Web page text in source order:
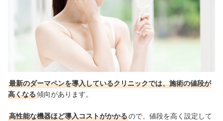
最新のダーマペンを導入しているクリニックでは、施術の値段が
高くなる傾向があります。
高性能な機器ほど導入コストがかかるので、値段を高く設定して